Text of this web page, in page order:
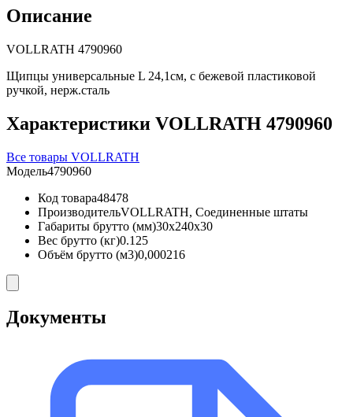
Описание
VOLLRATH 4790960
Щипцы универсальные L 24,1см, с бежевой пластиковой
ручкой, нерж.сталь
Характеристики VOLLRATH 4790960
Все товары VOLLRATH
Модель4790960
Код товара48478
ПроизводительVOLLRATH, Соединенные штаты
Габариты брутто (мм)30x240x30
Вес брутто (кг)0.125
Объём брутто (м3)0,000216
Документы